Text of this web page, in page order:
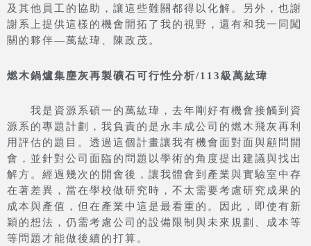
及其他員工的協助，讓這些難關都得以化解。另外，也謝
謝系上提供這樣的機會開拓了我的視野，還有和我一同闖
關的夥伴—萬紘瑋、陳政茂。
燃木鍋爐集塵灰再製礦石可行性分析/113級萬紘瑋
我是資源系碩一的萬紘瑋，去年剛好有機會接觸到資
源系的專題計劃，我負責的是永丰成公司的燃木飛灰再利
用評估的題目。透過這個計畫讓我有機會面對面與顧問開
會，並針對公司面臨的問題以學術的角度提出建議與找出
解方。經過幾次的開會後，讓我體會到產業與實驗室中存
在著差異，當在學校做研究時，不太需要考慮研究成果的
成本與產值，但在產業中這是最看重的。因此，即使有新
穎的想法，仍需考慮公司的設備限制與未來規劃、成本等
等問題才能做後續的打算。